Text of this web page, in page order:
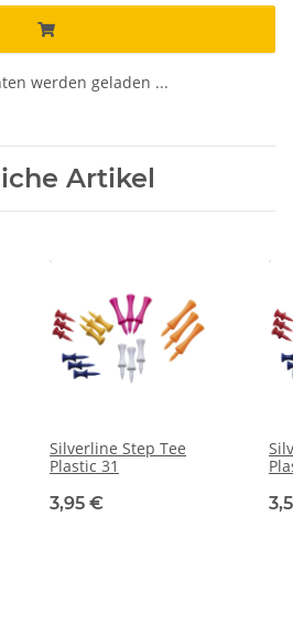
werden geladen ...
Artikel
Silverline Step Tee
Plastic 31
3,95 €